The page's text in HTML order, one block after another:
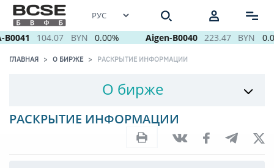
104.07 BYN 0.00% Aigen-B0040 223.47 BYN
ГЛАВНАЯ О БИРЖЕ РАСКРЫТИЕ ИНФОРМАЦИИ
О бирже
РАСКРЫТИЕ ИНФОРМАЦИИ